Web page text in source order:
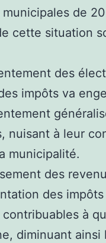
de
cette situation
des
impôts va
nuisant à leur
municipalité.
des
des
à
diminuant ainsi